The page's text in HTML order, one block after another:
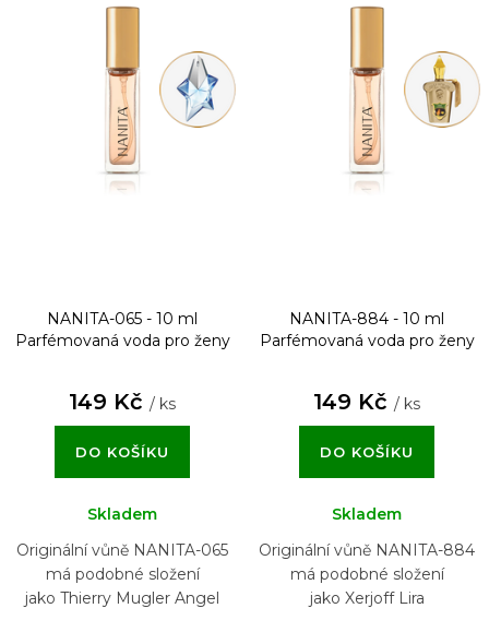
NANITA-065 - 10 ml
Parfémovaná voda pro ženy
149 Kč / ks
DO KOŠÍKU
Skladem
Originální vůně NANITA-065
má podobné složení
jako Thierry Mugler Angel
NANITA-884 - 10 ml
Parfémovaná voda pro ženy
149 Kč / ks
DO KOŠÍKU
Skladem
Originální vůně NANITA-884
má podobné složení
jako Xerjoff Lira